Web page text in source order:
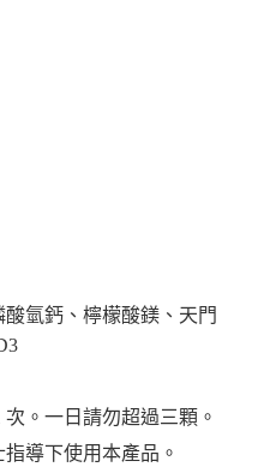
氫鈣、檸檬酸鎂、天門
。一日請勿超過三顆。
導下使用本產品。